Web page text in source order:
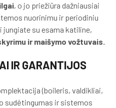
, o jo priežiūra dažniausiai
nuorinimu ir periodiniu
su esama katiline,
ir maišymo vožtuvais.
IR GARANTIJOS
(boileris, valdikliai,
sudėtingumas ir sistemos